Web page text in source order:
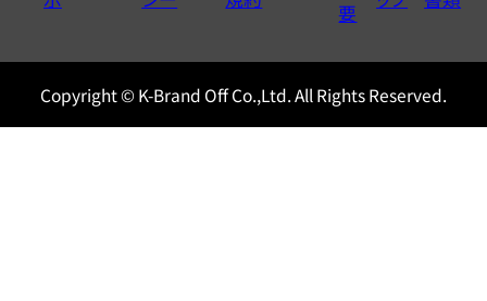
0120604117
要
Copyright © K-Brand Off Co.,Ltd. All Rights Reserved.